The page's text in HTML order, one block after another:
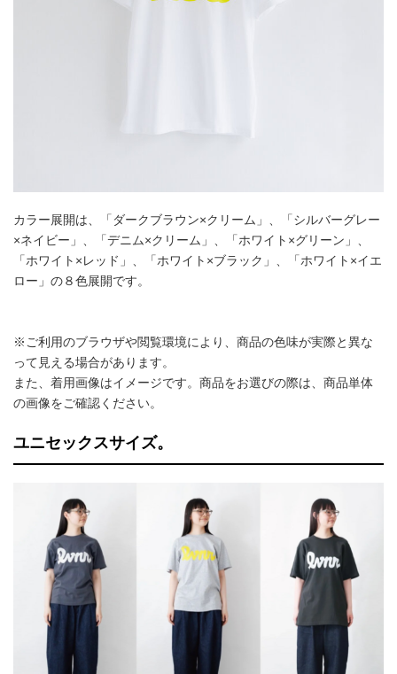
カラー展開は、「ダークブラウン×クリーム」、「シルバーグレー
×ネイビー」、「デニム×クリーム」、「ホワイト×グリーン」、
「ホワイト×レッド」、「ホワイト×ブラック」、「ホワイト×イエ
ロー」の８色展開です。
※ご利用のブラウザや閲覧環境により、商品の色味が実際と異な
って見える場合があります。
また、着用画像はイメージです。商品をお選びの際は、商品単体
の画像をご確認ください。
ユニセックスサイズ。